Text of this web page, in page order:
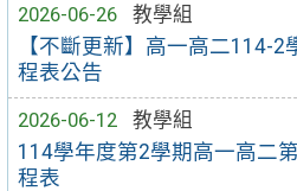
2026-06-26
教學組
【不斷更新】高一高二114-
程表公告
2026-06-12
教學組
114學年度第2學期高一高二
程表